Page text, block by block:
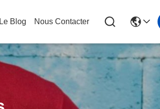
Le Blog Nous Contacter